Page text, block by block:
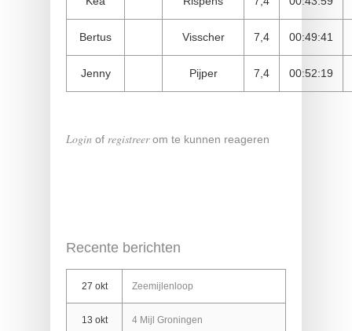
Bertus Visscher 7,4 00:49:41
Jenny Pijper 7,4 00:52:19
Login of registreerom te kunnen reageren
Recente berichten
27 okt Zeemijlenloop
13 okt 4 Mijl Groningen